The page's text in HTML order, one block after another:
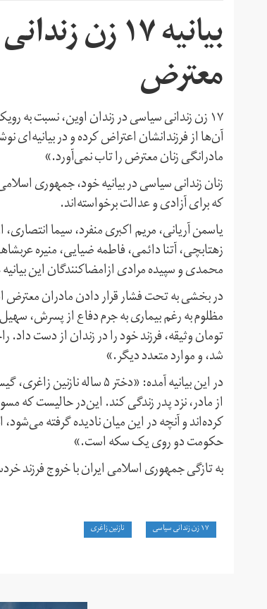
بیانیه ۱۷
معترض
۱۷ زن زندانی سیاسی در زندان اوین، نسبت به
آن‌ها از فرزندانشان اعتراض کرده‌ و در بیانیه‌ای
مادرانگی زنان معترض را تاب نمی‌آورد.»
زنان زندانی سیاسی در بیانیه خود، جمهوری
که برای آزادی و عدالت برخواسته‌اند.
یاسمن آریانی، مریم اکبری منفرد، سیما
زهتابچی، آتنا دائمی، فاطمه ضیایی، منیره
محمدی و سپیده مرادی ازامضاکنندگان این
در بخشی به تحت فشار قرار دادن مادران معترض
تومان وثیقه، فرزند خود را در زندان از دست
شد، و موارد متعدد دیگر.»
از مادر، نزد پدر زندگی‌ کند. این‌در حالیست که
کرده‌اند و آنچه در این میان نادیده گرفته
حکومت دو روی یک سکه است.»
به تازگی جمهوری اسلامی ایران با خروج فرزند
۱۷ زن زندانی سیاسی نازنین زاغری